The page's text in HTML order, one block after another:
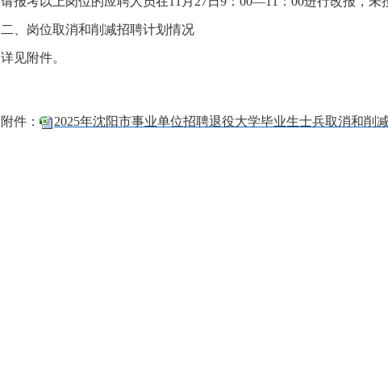
二、岗位取消和削减招聘计划情况
详见附件。
附件： 2025年沈阳市事业单位招聘退役大学毕业生士兵取消和削